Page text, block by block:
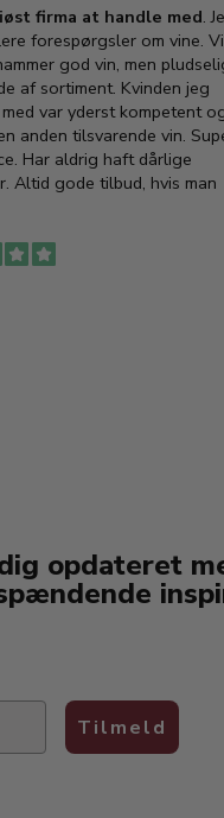
firma at handle med.
forespørgsler om vine. Vi
god vin, men
af sortiment. Kvinden jeg
var yderst kompetent
anden tilsvarende vin.
Har aldrig haft dårlige
Altid gode tilbud, hvis man
opdateret
Tilmeld